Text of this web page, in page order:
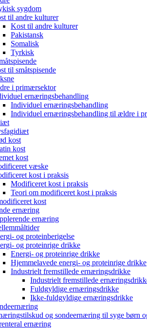
sygdom
til andre kulturer
Kost til andre kulturer
Pakistansk
Somalisk
Tyrkisk
til småtspisende
i primærsektor
ernæringsbehandling
Individuel ernæringsbehandling
Individuel ernæringsbehandling til ældre i
kost
kost
kost
væske
kost i praksis
Modificeret kost i praksis
Teori om modificeret kost i praksis
kost
ernæring
ernæring
og proteinberigelse
og proteinrige drikke
Energi- og proteinrige drikke
Hjemmelavede energi- og proteinrige drikke
Industrielt fremstillede ernæringsdrikke
Industrielt fremstillede
Fuldgyldige ernæringsdrikke
Ikke-fuldgyldige ernæringsdrikke
og sondeernæring til syge børn
ernæring